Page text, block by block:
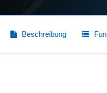
Beschreibung